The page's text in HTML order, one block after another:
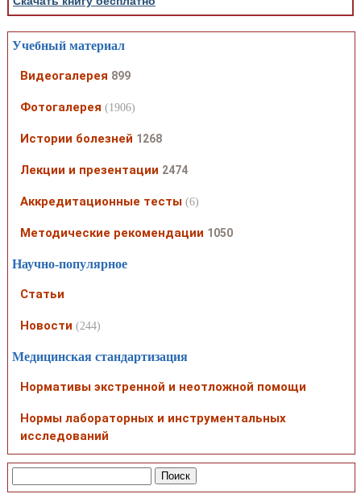
Учебный материал
Видеогалерея 899
Фотогалерея (1906)
Истории болезней 1268
Лекции и презентации 2474
Аккредитационные тесты (6)
Методические рекомендации 1050
Научно-популярное
Статьи
Новости (244)
Медицинская стандартизация
Нормативы экстренной и неотложной помощи
Нормы лабораторных и инструментальных
исследований